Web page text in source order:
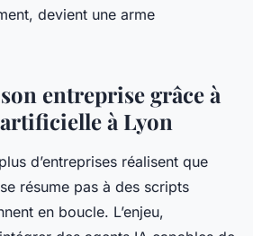
devient une arme
entreprise grâce à
à Lyon
d’entreprises réalisent que
résume pas à des scripts
en boucle. L’enjeu,